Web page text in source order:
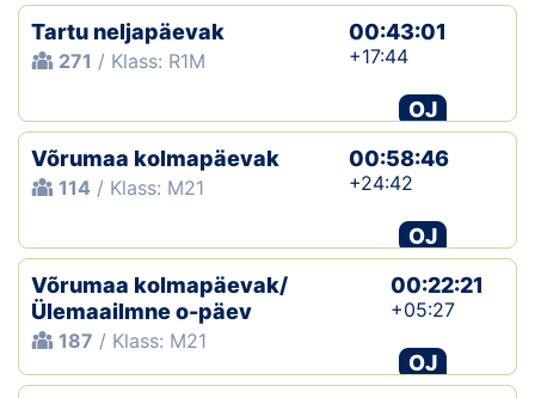
Tartu neljapäevak
271 / Klass: R1M
00:43:01
+17:44
OJ
Võrumaa kolmapäevak
114 / Klass: M21
00:58:46
+24:42
OJ
Võrumaa kolmapäevak/
Ülemaailmne o-päev
187 / Klass: M21
00:22:21
+05:27
OJ